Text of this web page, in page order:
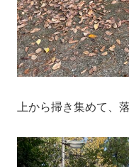
上から掃き集めて、